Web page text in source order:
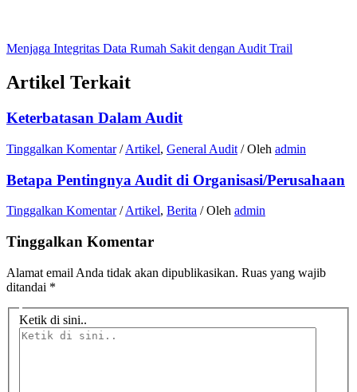
Menjaga Integritas Data Rumah Sakit dengan Audit Trail
Artikel Terkait
Keterbatasan Dalam Audit
Tinggalkan Komentar /Artikel, General Audit / Oleh admin
Betapa Pentingnya Audit di Organisasi/Perusahaan
Tinggalkan Komentar /Artikel, Berita / Oleh admin
Tinggalkan Komentar
Alamat email Anda tidak akan dipublikasikan. Ruas yang wajib
ditandai *
Ketik di sini..